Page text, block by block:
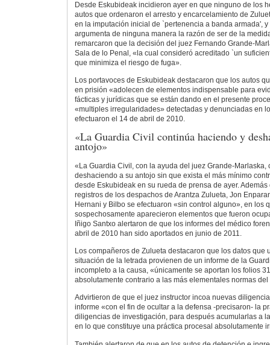
Desde Eskubideak incidieron ayer en que ninguno de los
autos que ordenaron el arresto y encarcelamiento de
en la imputación inicial de `pertenencia a banda armada',
argumenta de ninguna manera la razón de ser de la
remarcaron que la decisión del juez Fernando Grande-
Sala de lo Penal, «la cual consideró acreditado `un
que minimiza el riesgo de fuga».
Los portavoces de Eskubideak destacaron que los autos
en prisión «adolecen de elementos indispensable para
fácticas y jurídicas que se están dando en el presente
«multiples irregularidades» detectadas y denunciadas en
efectuaron el 14 de abril de 2010.
«La Guardia Civil continúa haciendo y
antojo»
«La Guardia Civil, con la ayuda del juez Grande-Marlaska,
deshaciendo a su antojo sin que exista el más mínimo
desde Eskubideak en su rueda de prensa de ayer.
registros de los despachos de Arantza Zulueta, Jon
Hernani y Bilbo se efectuaron «sin control alguno», en los
sospechosamente aparecieron elementos que fueron
Iñigo Santxo alertaron de que los informes del médico
abril de 2010 han sido aportados en junio de 2011.
Los compañeros de Zulueta destacaron que los datos que
situación de la letrada provienen de un informe de la
incompleto a la causa, «únicamente se aportan los folios
absolutamente contrario a las más elementales normas
Advirtieron de que el juez instructor incoa nuevas
informe «con el fin de ocultar a la defensa -precisaron- la
diligencias de investigación, para después acumularlas a
en lo que constituye una práctica procesal absolutamente